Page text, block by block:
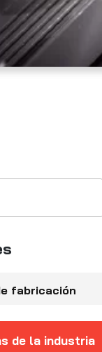
fabricación
de la industria